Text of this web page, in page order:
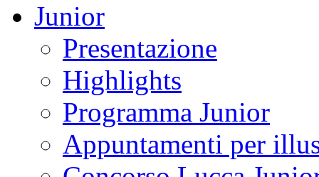
Junior
Presentazione
Highlights
Programma Junior
Appuntamenti per